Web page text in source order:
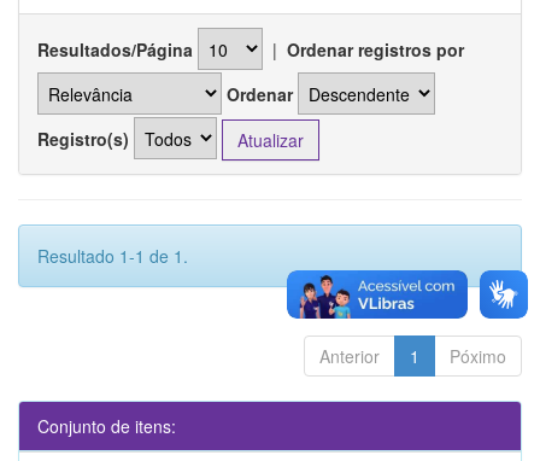
Resultados/Página | Ordenar registros por
Ordenar
Registro(s)
Resultado 1-1 de 1.
Anterior 1 Póximo
Conjunto de itens: